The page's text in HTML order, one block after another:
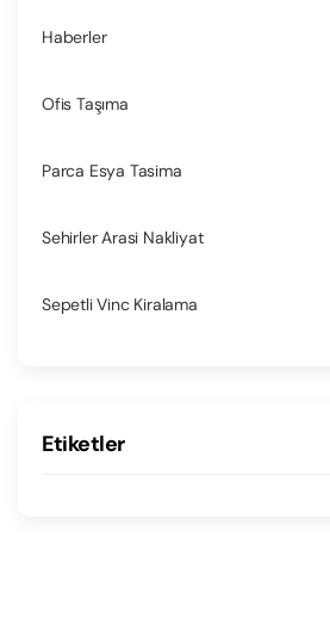
Haberler
Ofis Taşıma
Parca Esya Tasima
Sehirler Arasi Nakliyat
Sepetli Vinc Kiralama
Etiketler